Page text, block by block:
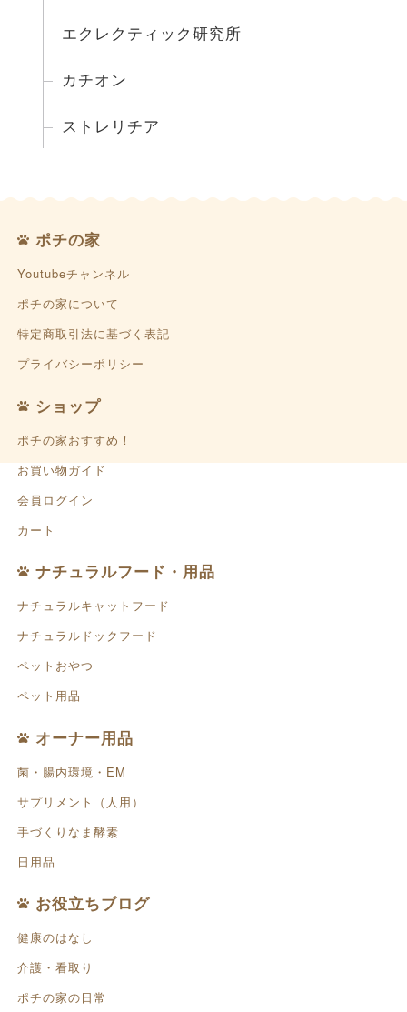
エクレクティック研究所
カチオン
ストレリチア
ポチの家
Youtubeチャンネル
ポチの家について
特定商取引法に基づく表記
プライバシーポリシー
ショップ
ポチの家おすすめ！
お買い物ガイド
会員ログイン
カート
ナチュラルフード・用品
ナチュラルキャットフード
ナチュラルドックフード
ペットおやつ
ペット用品
オーナー用品
菌・腸内環境・EM
サプリメント（人用）
手づくりなま酵素
日用品
お役立ちブログ
健康のはなし
介護・看取り
ポチの家の日常